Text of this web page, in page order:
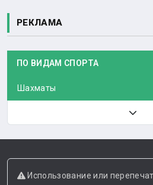
РЕКЛАМА
ПО ВИДАМ СПОРТА
Шахматы
Использование или